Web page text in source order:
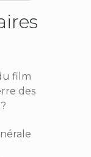
film
des